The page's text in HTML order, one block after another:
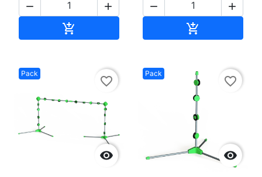
 
 Toevoegen aan winkelwagen
 

Pack

favorite_border
Pack

favorite_border